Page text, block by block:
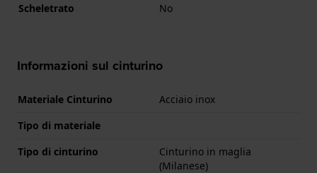
Scheletrato
No
Informazioni sul cinturino
Materiale Cinturino
Acciaio inox
Tipo di materiale
Tipo di cinturino
Cinturino in maglia
(Milanese)